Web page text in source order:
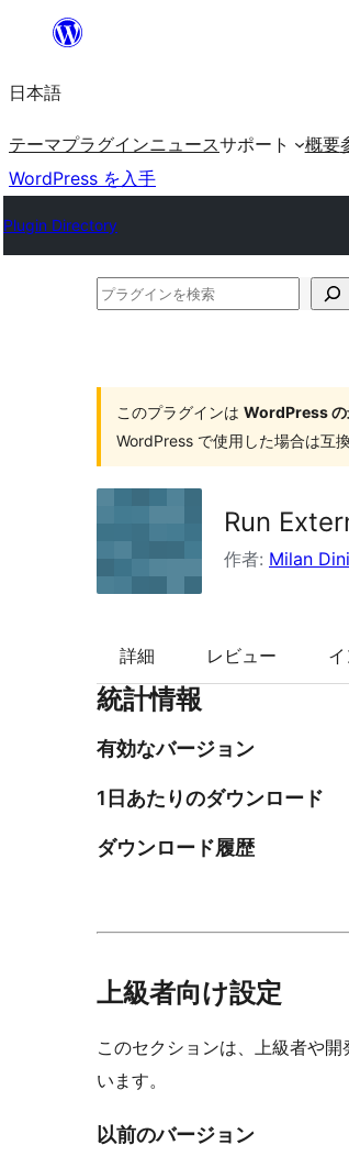
を
ッ
プ
日本語
テーマプラグインニュースサポート 概要
WordPress を入手
Plugin Directory
プ
イ
検
このプラグインは WordPress の
WordPress で使用した場合は互
Run
作者: Milan
詳細 レビュー
統計情報
有効なバージョン
1日あたりのダウンロード
ダウンロード履歴
上級者向け設定
このセクションは、上級者や
います。
以前のバージョン